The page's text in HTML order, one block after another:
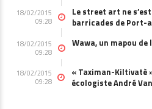
18/02/2015
09:28
Le street art ne
barricades de Port-
18/02/2015
09:28
Wawa, un mapou
18/02/2015
09:28
« Taximan-Kiltivatè
écologiste André